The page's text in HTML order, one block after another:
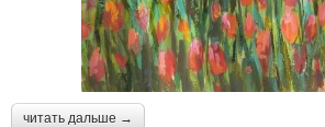
читать дальше →